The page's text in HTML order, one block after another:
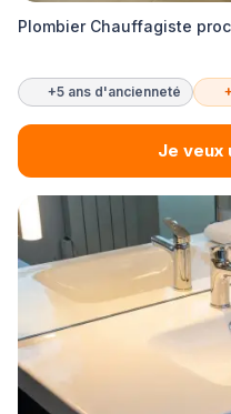
Plombier Chauffagiste
+5 ans d'ancienneté
Je veux